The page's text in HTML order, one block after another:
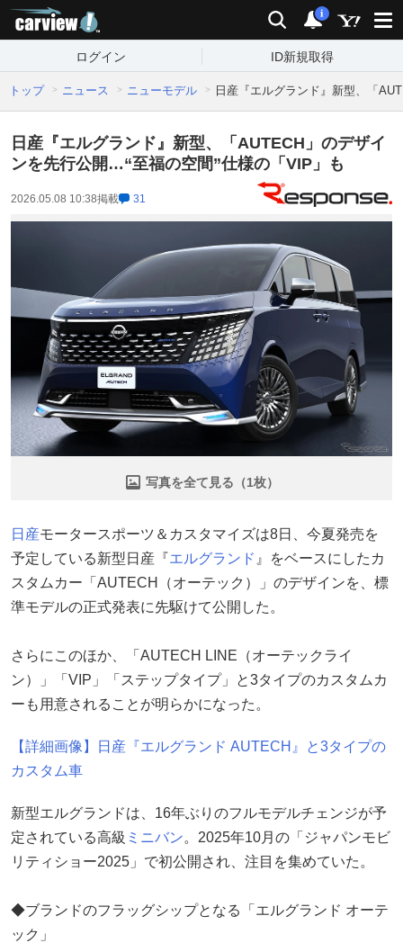
検索 通知
i
ログイン ID新規取得
トップ ニュース ニューモデル 日産『エルグランド』新型、「
日産『エルグランド』新型、「AUTECH」のデザイ
ンを先行公開…“至福の空間”仕様の「VIP」も
2026.05.08 10:38掲載 31
写真を全て見る（1枚）
日産モータースポーツ＆カスタマイズは8日、今夏発売を
予定している新型日産『エルグランド 』をベースにしたカ
スタムカー「AUTECH（オーテック）」のデザインを、標
準モデルの正式発表に先駆けて公開した。
さらにこのほか、「AUTECH LINE（オーテックライ
ン）」「VIP」「ステップタイプ」と3タイプのカスタムカ
ーも用意されることが明らかになった。
【詳細画像】日産『エルグランド AUTECH』と3タイプの
カスタム車
新型エルグランドは、16年ぶりのフルモデルチェンジが予
定されている高級 ミニバン。2025年10月の「ジャパンモビ
リティショー2025」で初公開され、注目を集めていた。
◆ブランドのフラッグシップとなる「エルグランド オーテ
ック」